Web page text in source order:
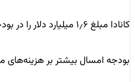
کانادا مبلغ ۱٫۶ میلیارد دلار را در
بودجه امسال بیشتر بر هزینه‌های